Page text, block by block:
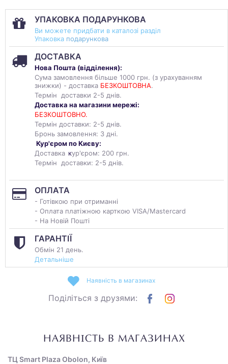
УПАКОВКА ПОДАРУНКОВА
Ви можете придбати в каталозі разділ
Упаковка подарункова
ДОСТАВКА
Нова Пошта (відділення):
Сума замовлення більше 1000 грн. (з урахуванням
знижки) - доставка БЕЗКОШТОВНА.
Термін доставки 2-5 днів.
Доставка на магазини мережі:
БЕЗКОШТОВНО.
Термін доставки: 2-5 днів.
Бронь замовлення: 3 дні.
Кур'єром по Києву:
Доставка кур'єром: 200 грн.
Термін доставки: 2-5 днів.
ОПЛАТА
- Готівкою при отриманні
- Оплата платіжною карткою VISA/Mastercard
- На Новій Пошті
ГАРАНТІЇ
Обмін 21 день.
Детальніше
Наявність в магазинах
Поділіться з друзями:
НАЯВНІСТЬ В МАГАЗИНАХ
ТЦ Smart Plaza Obolon, Київ